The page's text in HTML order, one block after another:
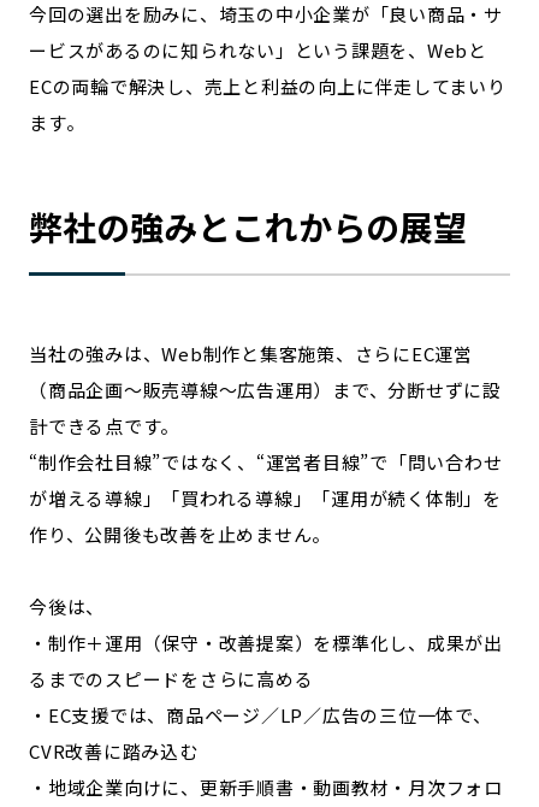
今回の選出を励みに、埼玉の中小企業が「良い商品・サ
ービスがあるのに知られない」という課題を、Webと
ECの両輪で解決し、売上と利益の向上に伴走してまいり
ます。
弊社の強みとこれからの展望
当社の強みは、Web制作と集客施策、さらにEC運営
（商品企画〜販売導線〜広告運用）まで、分断せずに設
計できる点です。
“制作会社目線”ではなく、“運営者目線”で「問い合わせ
が増える導線」「買われる導線」「運用が続く体制」を
作り、公開後も改善を止めません。
今後は、
・制作＋運用（保守・改善提案）を標準化し、成果が出
るまでのスピードをさらに高める
・EC支援では、商品ページ／LP／広告の三位一体で、
CVR改善に踏み込む
・地域企業向けに、更新手順書・動画教材・月次フォロ